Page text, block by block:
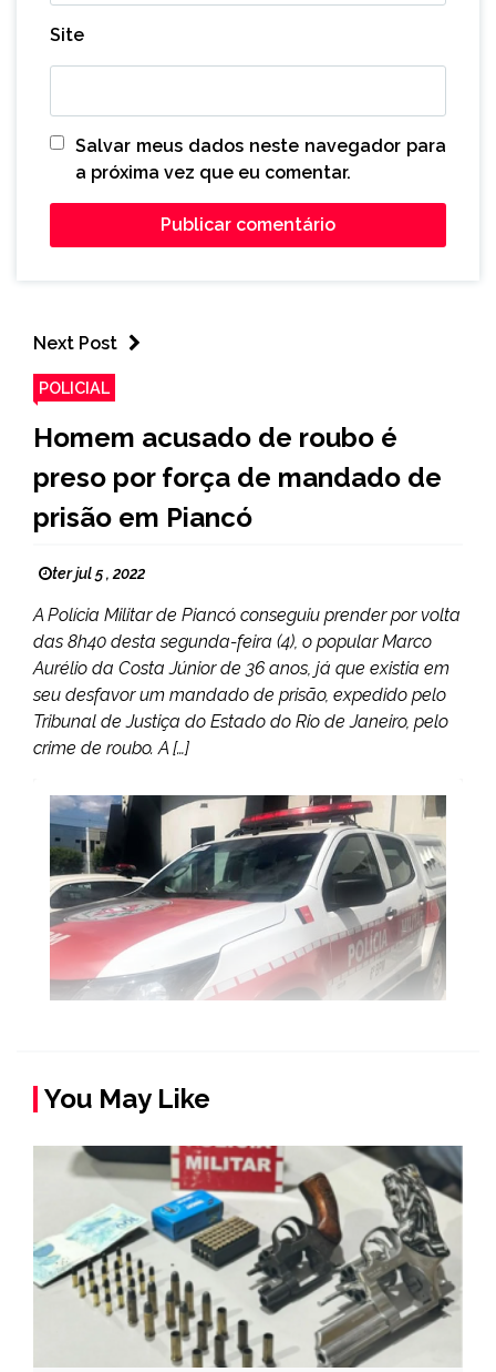
Site
Salvar meus dados neste navegador para
a próxima vez que eu comentar.
Next Post
POLICIAL
Homem acusado de roubo é
preso por força de mandado de
prisão em Piancó
ter jul 5 , 2022
A Polícia Militar de Piancó conseguiu prender por volta
das 8h40 desta segunda-feira (4), o popular Marco
Aurélio da Costa Júnior de 36 anos, já que existia em
seu desfavor um mandado de prisão, expedido pelo
Tribunal de Justiça do Estado do Rio de Janeiro, pelo
crime de roubo. A […]
You May Like